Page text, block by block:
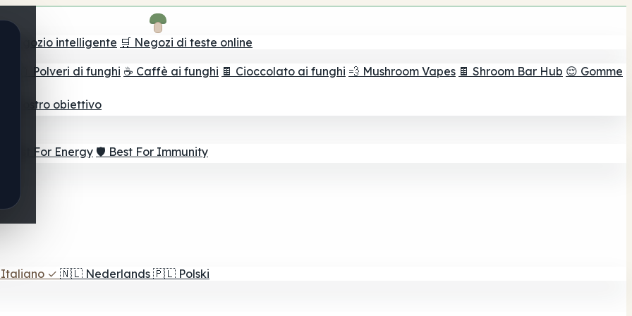
il negozio intelligente 🛒 Negozi di teste online
🫙 Polveri di funghi ☕ Caffè ai funghi 🍫 Cioccolato ai funghi 💨 Mushroom Vapes 🍫 Shroom Bar Hub 😌 Gomme
il vostro obiettivo
⚡ Best For Energy 🛡️ Best For Immunity
Italiano ✓ 🇳🇱 Nederlands 🇵🇱 Polski